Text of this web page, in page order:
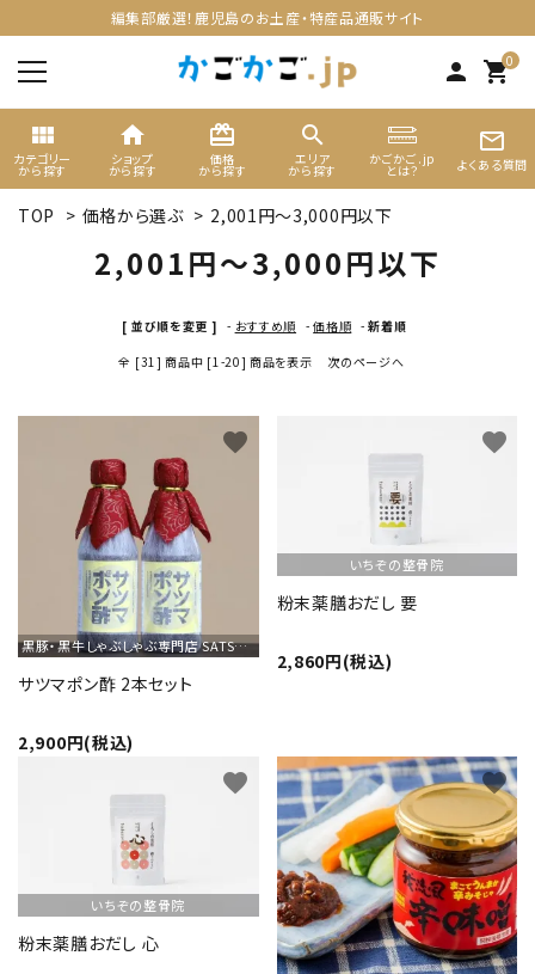
編集部厳選！鹿児島のお土産・特産品通販サイト
person 0
shopping_cart
view_module
カテゴリー
から探す
home
ショップ
から探す
card_giftcard
価格
から探す
search
エリア
から探す
かごかご.jp
とは？
mail_outline
よくある質問
ACCOUNT MENU
カテゴリーから選ぶ
ショップから選ぶ
価格から選ぶ
よくある質問
お問い合わせ
TOP > 価格から選ぶ > 2,001円～3,000円以下
2,001円～3,000円以下
[ 並び順を変更 ] - おすすめ順 -価格順 -新着順
全 [31] 商品中 [1-20] 商品を表示
次のページへ
黒豚・黒牛しゃぶしゃぶ専門店 SATSUMA
サツマポン酢 2本セット
2,900円(税込)
favorite
いちぞの整骨院
粉末薬膳おだし 要
2,860円(税込)
favorite
いちぞの整骨院
粉末薬膳おだし 心
favorite favorite